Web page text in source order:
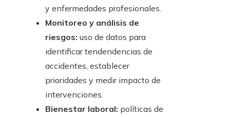
y enfermedades profesionales.
Monitoreo y análisis de
riesgos: uso de datos para
identificar tendendencias de
accidentes, establecer
prioridades y medir impacto de
intervenciones.
Bienestar laboral: políticas de